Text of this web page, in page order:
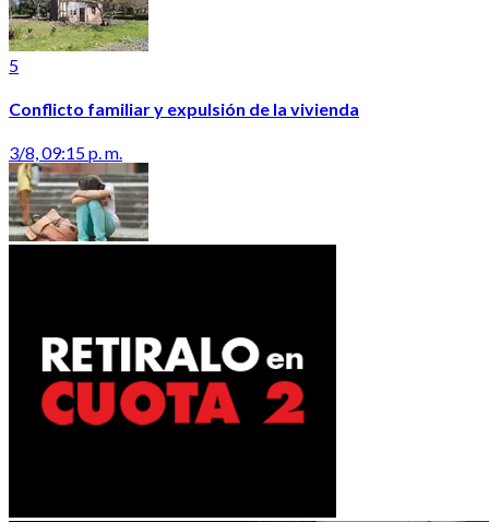
5
Conflicto familiar y expulsión de la vivienda
3/8, 09:15 p. m.